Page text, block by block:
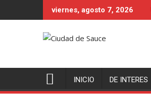
al
viernes, agosto 7, 2026
INICIO DE INTERES